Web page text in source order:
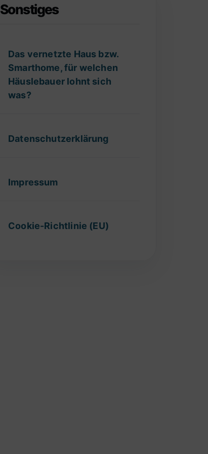
Sonstiges
Das vernetzte Haus bzw.
Smarthome, für welchen
Häuslebauer lohnt sich
was?
Datenschutzerklärung
Impressum
Cookie-Richtlinie (EU)